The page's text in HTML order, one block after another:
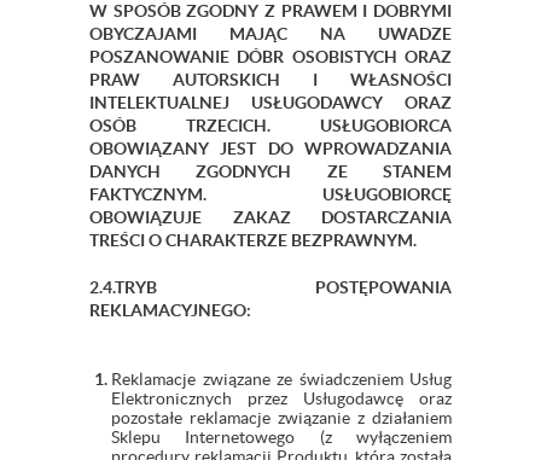
W SPOSÓB ZGODNY Z PRAWEM I DOBRYMI
OBYCZAJAMI MAJĄC NA UWADZE
POSZANOWANIE DÓBR OSOBISTYCH ORAZ
PRAW AUTORSKICH I WŁASNOŚCI
INTELEKTUALNEJ USŁUGODAWCY ORAZ
OSÓB TRZECICH. USŁUGOBIORCA
OBOWIĄZANY JEST DO WPROWADZANIA
DANYCH ZGODNYCH ZE STANEM
FAKTYCZNYM. USŁUGOBIORCĘ
OBOWIĄZUJE ZAKAZ DOSTARCZANIA
TREŚCI O CHARAKTERZE BEZPRAWNYM.
2.4.TRYB POSTĘPOWANIA
REKLAMACYJNEGO:
Reklamacje związane ze świadczeniem Usług
Elektronicznych przez Usługodawcę oraz
pozostałe reklamacje związanie z działaniem
Sklepu Internetowego (z wyłączeniem